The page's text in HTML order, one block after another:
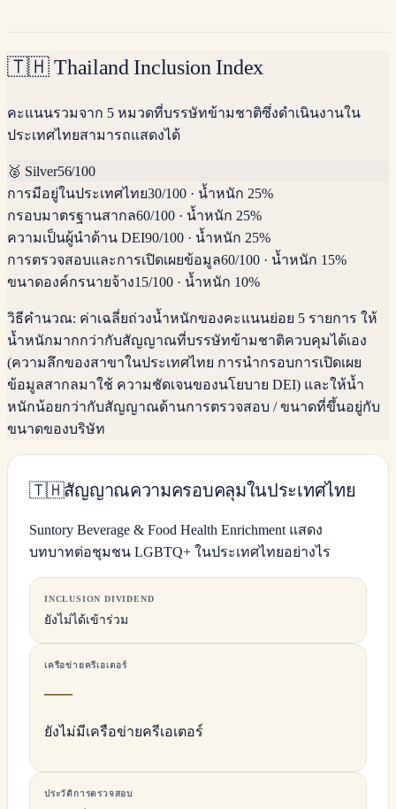
🇹🇭 Thailand Inclusion Index
คะแนนรวมจาก 5 หมวดที่บรรษัทข้ามชาติซึ่งดำเนินงานใน
ประเทศไทยสามารถแสดงได้
🥈 Silver56/100
การมีอยู่ในประเทศไทย30/100 · น้ำหนัก 25%
กรอบมาตรฐานสากล60/100 · น้ำหนัก 25%
ความเป็นผู้นำด้าน DEI90/100 · น้ำหนัก 25%
การตรวจสอบและการเปิดเผยข้อมูล60/100 · น้ำหนัก 15%
ขนาดองค์กรนายจ้าง15/100 · น้ำหนัก 10%
วิธีคำนวณ: ค่าเฉลี่ยถ่วงน้ำหนักของคะแนนย่อย 5 รายการ ให้
น้ำหนักมากกว่ากับสัญญาณที่บรรษัทข้ามชาติควบคุมได้เอง
(ความลึกของสาขาในประเทศไทย การนำกรอบการเปิดเผย
ข้อมูลสากลมาใช้ ความชัดเจนของนโยบาย DEI) และให้น้ำ
หนักน้อยกว่ากับสัญญาณด้านการตรวจสอบ / ขนาดที่ขึ้นอยู่กับ
ขนาดของบริษัท
🇹🇭สัญญาณความครอบคลุมในประเทศไทย
Suntory Beverage & Food Health Enrichment แสดง
บทบาทต่อชุมชน LGBTQ+ ในประเทศไทยอย่างไร
INCLUSION DIVIDEND
ยังไม่ได้เข้าร่วม
เครือข่ายครีเอเตอร์
—
ยังไม่มีเครือข่ายครีเอเตอร์
ประวัติการตรวจสอบ